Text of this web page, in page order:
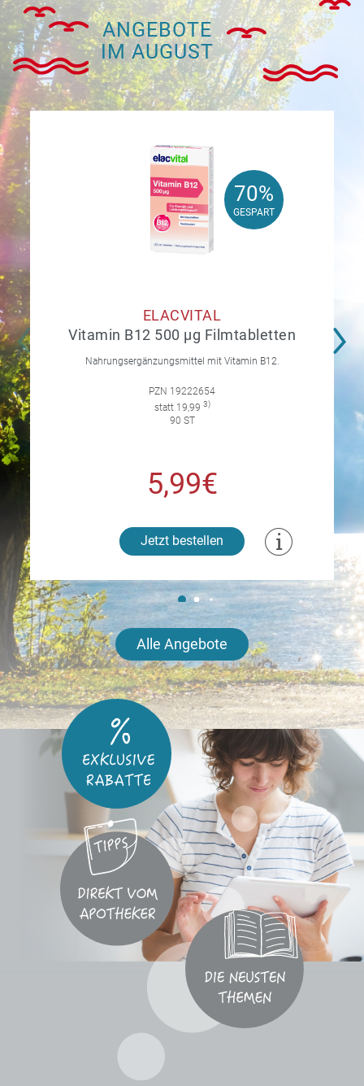
ANGEBOTE
IM AUGUST
70%
GESPART
70%
GESPART
ELACVITAL
Vitamin B12 500 µg Filmtabletten
Nahrungsergänzungsmittel mit Vitamin B12.
PZN 19222654
statt 19,99 3)
90 ST
5,99€
Jetzt bestellen
Alle Angebote